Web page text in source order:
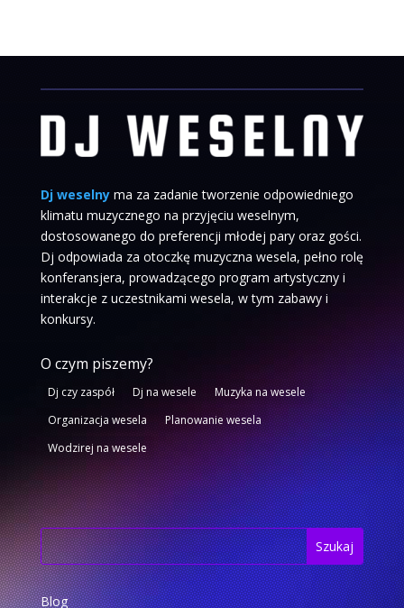
Dj weselnyma za zadanie tworzenie odpowiedniego
klimatu muzycznego na przyjęciu weselnym,
dostosowanego do preferencji młodej pary oraz gości.
Dj odpowiada za otoczkę muzyczna wesela, pełno rolę
konferansjera, prowadzącego program artystyczny i
interakcje z uczestnikami wesela, w tym zabawy i
konkursy.
O czym piszemy?
Dj czy zaspół Dj na wesele
Muzyka na wesele
Organizacja wesela
Planowanie wesela
Wodzirej na wesele
Blog